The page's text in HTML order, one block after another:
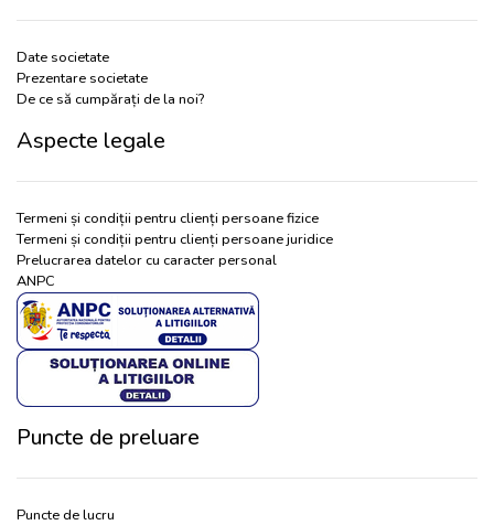
Date societate
Prezentare societate
De ce să cumpărați de la noi?
Aspecte legale
Termeni și condiții pentru clienți persoane fizice
Termeni și condiții pentru clienți persoane juridice
Prelucrarea datelor cu caracter personal
ANPC
Puncte de preluare
Puncte de lucru